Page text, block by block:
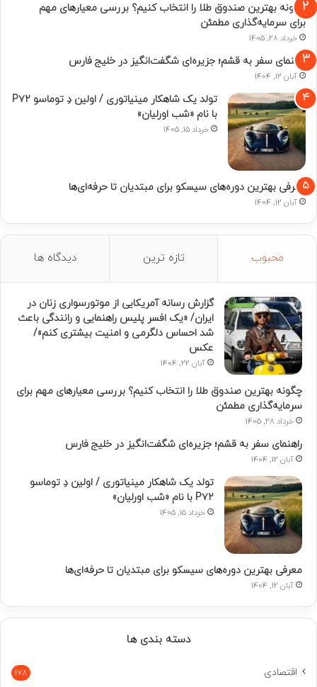
چگونه بهترین صندوق طلا را انتخاب کنیم؟ بررسی معیارهای مهم
برای سرمایه‌گذاری مطمئن
خرداد 28, 1405
راهنمای سفر به قشم؛ جزیره‌ای شگفت‌انگیز در خلیج فارس
آبان 12, 1404
تولد یک شاهکار مینیاتوری / اولین دِ توماسو P۷۲
با نام «شب اورلیان»
خرداد 15, 1405
معرفی بهترین دوره‌های سیسکو برای مبتدیان تا حرفه‌ای‌ها
آبان 12, 1404
محبوب تازه ترین دیدگاه ها
گزارش رسانه آمریکایی از موتورسواری زنان در
ایران/ «یک افسر پلیس راهنمایی و رانندگی باعث
شد احساس دلگرمی و امنیت بیشتری کنم»/
عکس
آبان 22, 1404
چگونه بهترین صندوق طلا را انتخاب کنیم؟ بررسی معیارهای مهم برای
سرمایه‌گذاری مطمئن
خرداد 28, 1405
راهنمای سفر به قشم؛ جزیره‌ای شگفت‌انگیز در خلیج فارس
آبان 12, 1404
تولد یک شاهکار مینیاتوری / اولین دِ توماسو
P۷۲ با نام «شب اورلیان»
خرداد 15, 1405
معرفی بهترین دوره‌های سیسکو برای مبتدیان تا حرفه‌ای‌ها
آبان 12, 1404
دسته بندی ها
اقتصادی 178